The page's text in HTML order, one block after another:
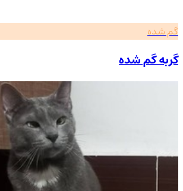
گم شده
گربه گم شده